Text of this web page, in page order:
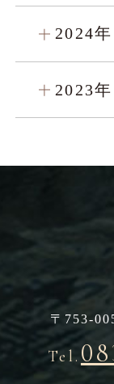
2024年
2023年
〒753-
Tel.